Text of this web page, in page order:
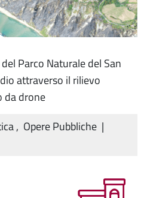
Parco Naturale del San
attraverso il rilievo
da drone
, Opere Pubbliche |